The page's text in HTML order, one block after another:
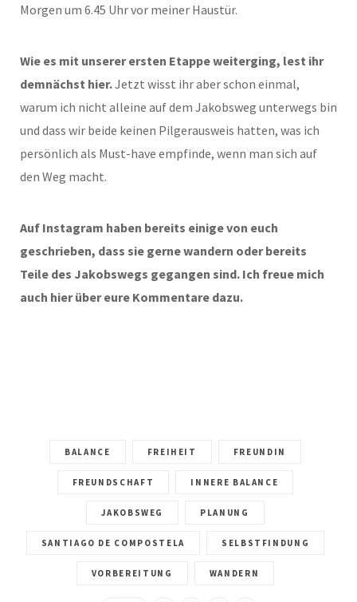
Morgen um 6.45 Uhr vor meiner Haustür.
Wie es mit unserer ersten Etappe weiterging, lest ihr
demnächst hier.Jetzt wisst ihr aber schon einmal,
warum ich nicht alleine auf dem Jakobsweg unterwegs bin
und dass wir beide keinen Pilgerausweis hatten, was ich
persönlich als Must-have empfinde, wenn man sich auf
den Weg macht.
Auf Instagram haben bereits einige von euch
geschrieben, dass sie gerne wandern oder bereits
Teile des Jakobswegs gegangen sind. Ich freue mich
auch hier über eure Kommentare dazu.
BALANCE FREIHEIT FREUNDIN
FREUNDSCHAFT INNERE BALANCE
JAKOBSWEG PLANUNG
SANTIAGO DE COMPOSTELA SELBSTFINDUNG
VORBEREITUNG WANDERN